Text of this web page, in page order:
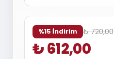
%15 İndirim ₺ 720,00
₺ 612,00